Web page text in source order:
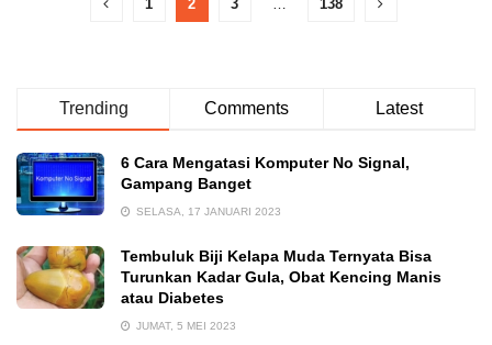
1 2 3 … 138
Trending Comments Latest
6 Cara Mengatasi Komputer No Signal,
Gampang Banget
SELASA, 17 JANUARI 2023
Tembuluk Biji Kelapa Muda Ternyata Bisa
Turunkan Kadar Gula, Obat Kencing Manis
atau Diabetes
JUMAT, 5 MEI 2023